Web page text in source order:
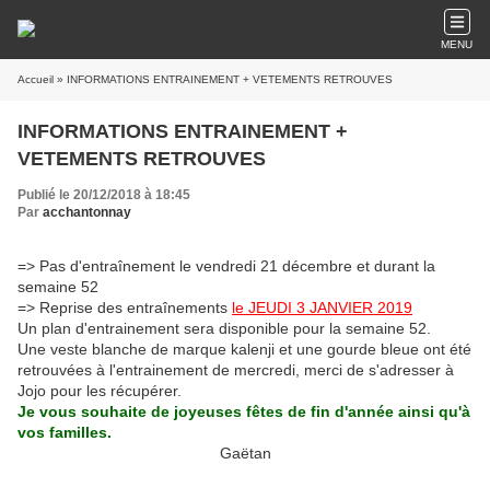
MENU
Accueil » INFORMATIONS ENTRAINEMENT + VETEMENTS RETROUVES
INFORMATIONS ENTRAINEMENT +
VETEMENTS RETROUVES
Publié le 20/12/2018 à 18:45
Par acchantonnay
=> Pas d'entraînement le vendredi 21 décembre et durant la
semaine 52
=> Reprise des entraînements le JEUDI 3 JANVIER 2019
Un plan d'entrainement sera disponible pour la semaine 52.
Une veste blanche de marque kalenji et une gourde bleue ont été
retrouvées à l'entrainement de mercredi, merci de s'adresser à
Jojo pour les récupérer.
Je vous souhaite de joyeuses fêtes de fin d'année ainsi qu'à
vos familles.
Gaëtan